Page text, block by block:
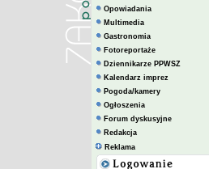
Opowiadania
Multimedia
Gastronomia
Fotoreportaże
Dziennikarze PPWSZ
Kalendarz imprez
Pogoda/kamery
Ogłoszenia
Forum dyskusyjne
Redakcja
Reklama